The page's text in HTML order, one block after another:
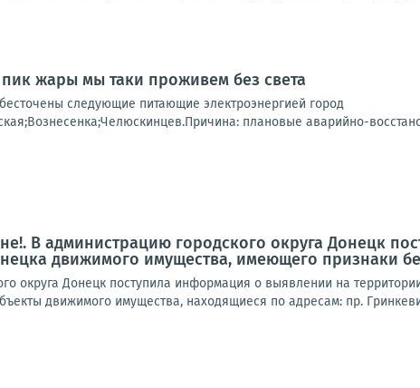
жары мы таки проживем без света
следующие питающие электроэнергией город
плановые аварийно-
В администрацию городского округа Донецк
движимого имущества, имеющего признаки
округа Донецк поступила информация о выявлении на
движимого имущества, находящиеся по адресам: пр.